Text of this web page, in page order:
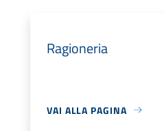
Ragioneria
VAI ALLA PAGINA